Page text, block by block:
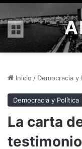
Menú
Inicio / Democracia y
Democracia y Política
La carta